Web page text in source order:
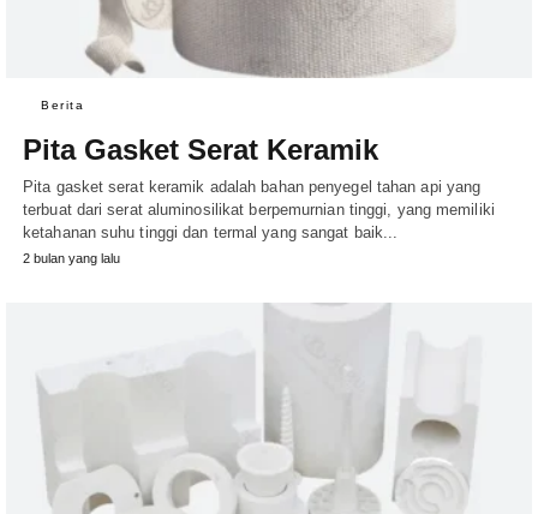
Berita
Pita Gasket Serat Keramik
Pita gasket serat keramik adalah bahan penyegel tahan api yang
terbuat dari serat aluminosilikat berpemurnian tinggi, yang memiliki
ketahanan suhu tinggi dan termal yang sangat baik...
2 bulan yang lalu